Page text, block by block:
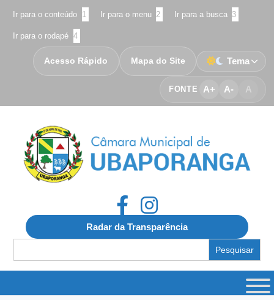
Ir para o conteúdo 1 Ir para o menu 2 Ir para a busca 3
Ir para o rodapé 4
FONTE A+ A- A
Acesso Rápido Mapa do Site Tema
Radar da Transparência
for: